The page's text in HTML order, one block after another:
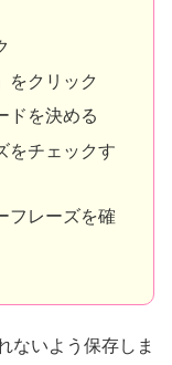
をクリック
ドを決める
をチェックす
フレーズを確
ないよう保存しま